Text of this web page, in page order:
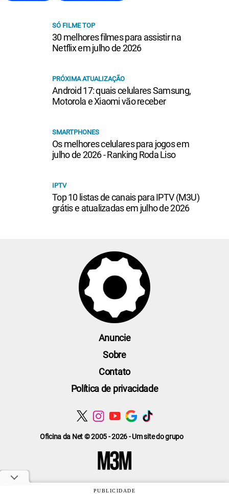
SÓ FILME TOP
30 melhores filmes para assistir na
Netflix em julho de 2026
PRÓXIMA ATUALIZAÇÃO
Android 17: quais celulares Samsung,
Motorola e Xiaomi vão receber
SMARTPHONES
Os melhores celulares para jogos em
julho de 2026 - Ranking Roda Liso
IPTV
Top 10 listas de canais para IPTV (M3U)
grátis e atualizadas em julho de 2026
Oficina da Net © 2005 - 2026 - Um site do grupo
Anuncie
Sobre
Contato
Política de privacidade
PUBLICIDADE